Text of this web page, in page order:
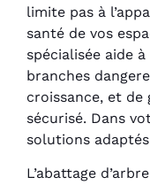
limite pas à
santé de vos
spécialisée aide
branches
croissance, et
sécurisé. Dans
solutions
L’abattage